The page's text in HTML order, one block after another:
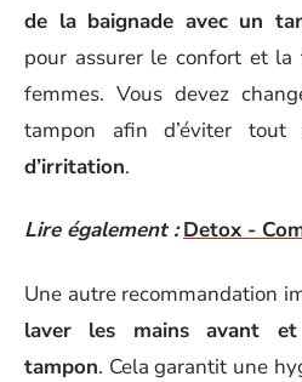
de la baignade avec un
pour assurer le confort et la
femmes. Vous devez
tampon afin d’éviter tout
d’irritation.
Lire également : Detox -
Une autre recommandation
laver les mains avant et
tampon. Cela garantit une